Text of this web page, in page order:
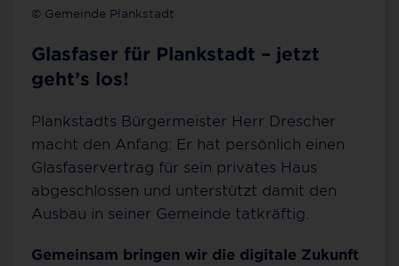
© Gemeinde Plankstadt
Glasfaser für Plankstadt – jetzt
geht’s los!
Plankstadts Bürgermeister Herr Drescher
macht den Anfang: Er hat persönlich einen
Glasfaservertrag für sein privates Haus
abgeschlossen und unterstützt damit den
Ausbau in seiner Gemeinde tatkräftig.
Gemeinsam bringen wir die digitale Zukunft